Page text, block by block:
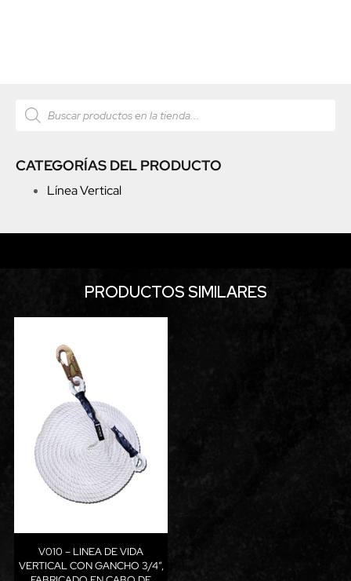
CATEGORÍAS DEL PRODUCTO
Línea Vertical
PRODUCTOS SIMILARES
V010 – LINEA DE VIDA
VERTICAL CON GANCHO 3/4”,